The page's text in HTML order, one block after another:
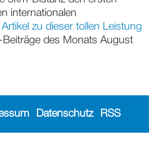
internationalen
zu dieser tollen Leistung
des Monats August
Datenschutz RSS